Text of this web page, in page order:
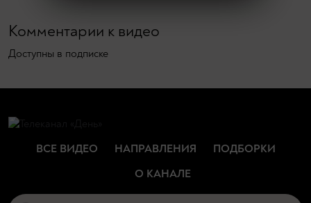
Комментарии к видео
Доступны в подписке
ВСЕ ВИДЕО НАПРАВЛЕНИЯ
ПОДБОРКИ
О КАНАЛЕ